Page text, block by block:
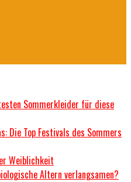
Sommerkleider für diese
Die Top Festivals des Sommers
Weiblichkeit
Altern verlangsamen?